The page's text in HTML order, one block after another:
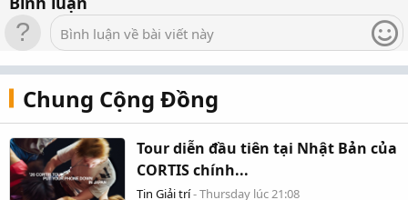
Sáng tác của Nguyễn Du bao gồm cả thơ chữ Hán và thơ chữ
Nôm, phản ánh sâu sắc những nỗi đau và bi kịch của con
người trong xã hội phong kiến, qua đó thể hiện một tầm nhìn
sâu rộng và tư tưởng nhân đạo lớn. Nguyễn Du để lại một di
sản văn học đồ sộ với các tác phẩm cả bằng chữ Hán và chữ
Nôm, thể hiện tấm lòng nhân đạo sâu sắc. Trong đó nổi bật là
ba tập thơ chữ Hán: Thanh Hiên thi tập, Nam trung tạp ngâm,
Bắc hành tạp lục. Những bài thơ thể hiện rõ tâm sự cá nhân,
nỗi niềm ưu thời mẫn thế và tấm lòng nhân đạo qua những
chuyến đi, những cuộc gặp gỡ. Tuy nhiên, tác phẩm vĩ đại
Bình luận về bài viết này
Chung Cộng Đồng
Tour diễn đầu tiên tại Nhật Bản của
CORTIS chính...
Tin Giải trí-Thursday lúc 21:08